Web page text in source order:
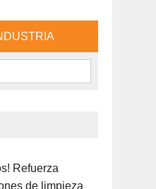
Refuerza
de limpieza